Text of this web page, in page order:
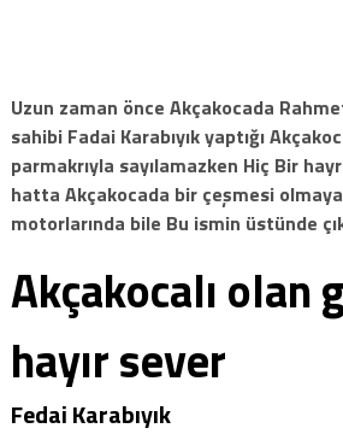
Uzun zaman önce Akçakocada
sahibi Fadai Karabıyık yaptığı
parmakrıyla sayılamazken Hiç Bir
hatta Akçakocada bir çeşmesi
motorlarında bile Bu ismin üstünde
Akçakocalı olan
hayır sever
Fedai Karabıyık